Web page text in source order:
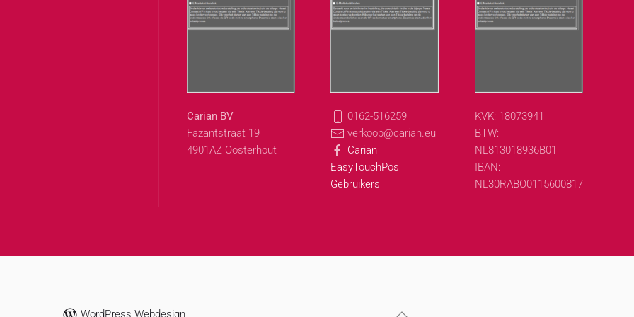
Carian BV
Fazantstraat 19
4901AZ Oosterhout
0162-516259
verkoop@carian.eu
Carian
EasyTouchPos
Gebruikers
KVK: 18073941
BTW:
NL813018936B01
IBAN:
NL30RABO0115600817
WordPress Webdesign